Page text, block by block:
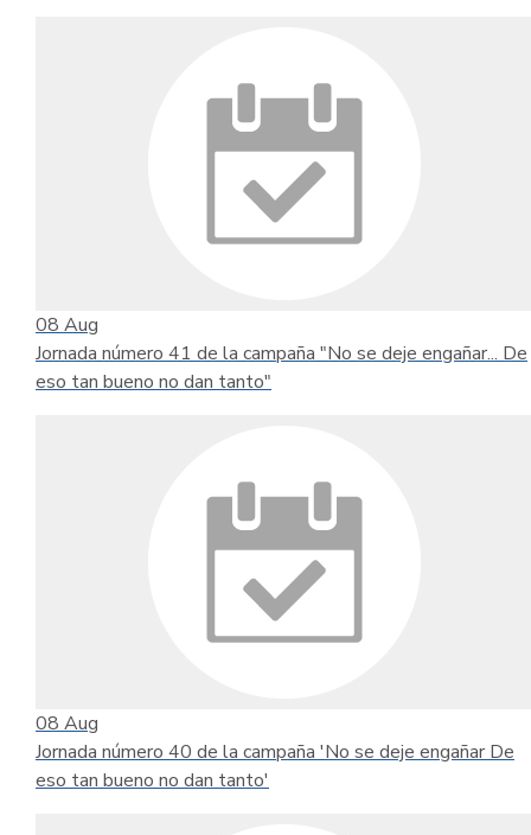
08 Aug
Jornada número 41 de la campaña "No se deje engañar... De
eso tan bueno no dan tanto"
08 Aug
Jornada número 40 de la campaña 'No se deje engañar De
eso tan bueno no dan tanto'